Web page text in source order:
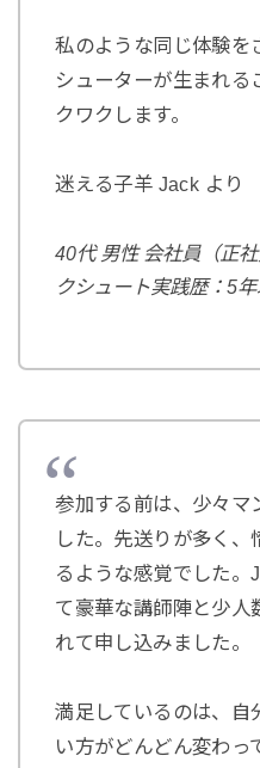
私のような同じ体験を
シューターが生まれる
クワクします。
迷える子羊 Jack より
40代 男性 会社員（正
クシュート実践歴：5年
参加する前は、少々マ
した。先送りが多く、
るような感覚でした。
て豪華な講師陣と少人
れて申し込みました。
満足しているのは、自
い方がどんどん変わっ